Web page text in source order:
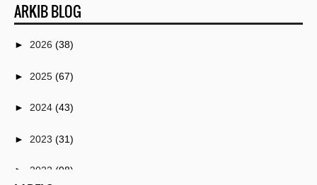
ARKIB BLOG
► 2026 (38)
► 2025 (67)
► 2024 (43)
► 2023 (31)
► 2022 (98)